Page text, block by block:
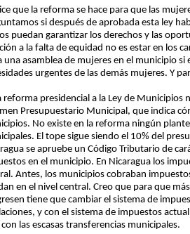
que la reforma se hace para que las
si después de aprobada esta ley
puedan garantizar los derechos y las
a la falta de equidad no es estar en los
una asamblea de mujeres en el municipio
urgentes de las demás mujeres. Y
reforma presidencial a la Ley de Municipios
Presupuestario Municipal, que indica
No existe en la reforma ningún
El tope sigue siendo el 10% del
se apruebe un Código Tributario de
en el municipio. En Nicaragua los
Antes, los municipios cobraban
en el nivel central. Creo que para que
tiene que cambiar el sistema de
y con el sistema de impuestos
las escasas transferencias municipales.